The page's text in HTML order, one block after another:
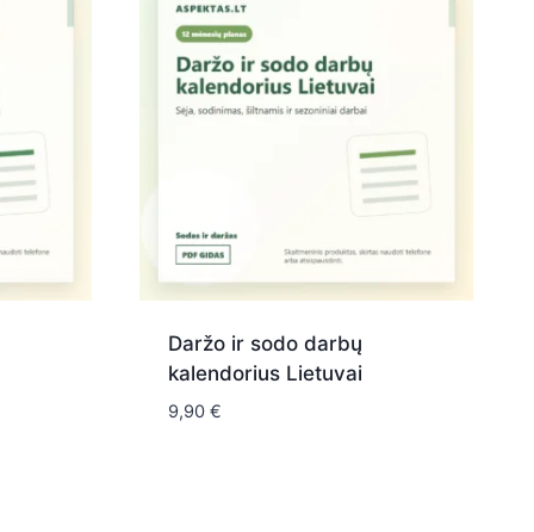
Daržo ir sodo darbų
kalendorius Lietuvai
9,90 €